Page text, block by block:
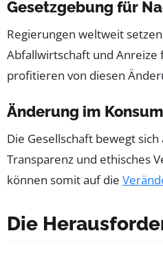
Gesetzgebung für
Regierungen weltweit
Abfallwirtschaft und Anreize
profitieren von diesen
Änderung im
Die Gesellschaft bewegt
Transparenz und ethisches
können somit auf die
Die